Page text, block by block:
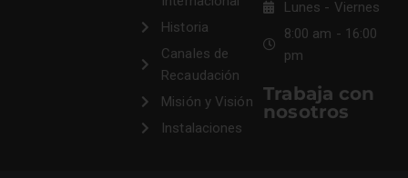
Historia
Canales de
Recaudación
Misión y Visión
Instalaciones
Lunes - Viernes
8:00 am - 16:00
pm
Trabaja con
nosotros